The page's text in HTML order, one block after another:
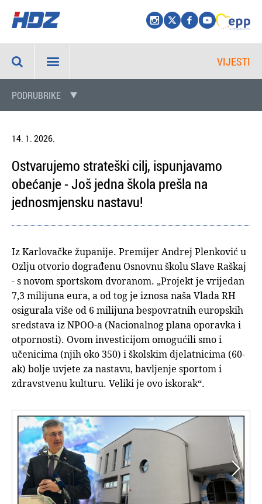
VIJESTI
PODRUBRIKE
14. 1. 2026.
Ostvarujemo strateški cilj, ispunjavamo
obećanje - Još jedna škola prešla na
jednosmjensku nastavu!
Iz Karlovačke županije. Premijer Andrej Plenković u
Ozlju otvorio dograđenu Osnovnu školu Slave Raškaj
- s novom sportskom dvoranom. „Projekt je vrijedan
7,3 milijuna eura, a od tog je iznosa naša Vlada RH
osigurala više od 6 milijuna bespovratnih europskih
sredstava iz NPOO-a (Nacionalnog plana oporavka i
otpornosti). Ovom investicijom omogućili smo i
učenicima (njih oko 350) i školskim djelatnicima (60-
ak) bolje uvjete za nastavu, bavljenje sportom i
zdravstvenu kulturu. Veliki je ovo iskorak“.

